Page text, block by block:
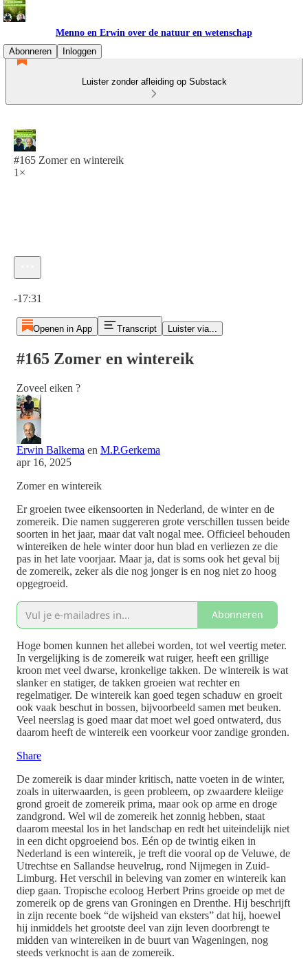
Menno en Erwin over de natuur en wetenschap
Abonneren
Inloggen
Luister zonder afleiding op Substack
#165 Zomer en wintereik
1×
-17:31
Openen in App Transcript Luister via...
#165 Zomer en wintereik
Zoveel eiken ?
Erwin Balkema en M.P.Gerkema
apr 16, 2025
Zomer en wintereik
Er groeien twee eikensoorten in Nederland, de winter en de
zomereik. Die namen suggereren grote verschillen tussen beide
soorten in het jaar, maar dat valt nogal mee. Officieel behouden
wintereiken de hele winter door hun blad en verliezen ze die
pas in het late voorjaar. Maar ja, dat is soms ook het geval bij
de zomereik, zeker als die nog jonger is en nog niet zo hoog
opgegroeid.
Abonneren
Hoge bomen kunnen het allebei worden, tot wel veertig meter.
In vergelijking is de zomereik wat ruiger, heeft een grillige
kroon met veel dwarse, kronkelige takken. De wintereik is wat
slanker en statiger, de takken groeien wat rechter en
regelmatiger. De wintereik kan goed tegen schaduw en groeit
ook vaak beschut in bossen, bijvoorbeeld samen met beuken.
Veel neerslag is goed maar dat moet wel goed ontwaterd, dus
daarom heeft de wintereik een voorkeur voor zandige gronden.
Share
De zomereik is daar minder kritisch, natte voeten in de winter,
zoals in uiterwaarden, is geen probleem, op zwaardere kleiige
grond groeit de zomereik prima, maar ook op arme en droge
zandgrond. Wel wil de zomereik het zonnig hebben, staat
daarom meestal los in het landschap en redt het uiteindelijk niet
in een dicht opgroeiend bos. Eén op de twintig eiken in
Nederland is een wintereik, je treft die vooral op de Veluwe, de
Utrechtse en Sallandse heuvelrug, rond Nijmegen in Zuid-
Limburg. Het verschil in beleving van zomer en wintereik kan
diep gaan. Tropische ecoloog Herbert Prins groeide op met de
zomereik op de grens van Groningen en Drenthe. Hij beschrijft
in zijn recente boek “de wijsheid van eksters” dat hij, hoewel
hij inmiddels het grootste deel van zijn leven doorbrengt te
midden van wintereiken in de buurt van Wageningen, nog
steeds verknocht is aan de zomereik.